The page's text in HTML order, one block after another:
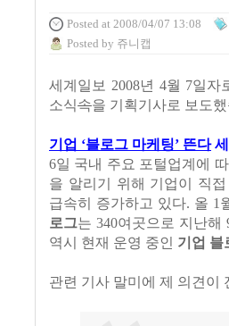
Posted at 2008/04/07 13:08
Posted by 쥬니캡
세계일보 2008년 4월 7일
소식속을 기획기사로 보도
기업 ‘블로그 마케팅’ 뜬다세
6일 국내 주요 포털업계에
을 알리기 위해 기업이 직
급속히 증가하고 있다. 올
로그는 340여곳으로 지난
역시 현재 운영 중인 기업 블
관련 기사 말미에 제 의견이